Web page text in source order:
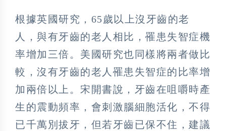
根據英國研究，65歲以上沒牙齒的老
人，與有牙齒的老人相比，罹患失智症機
率增加三倍。美國研究也同樣將兩者做比
較，沒有牙齒的老人罹患失智症的比率增
加兩倍以上。宋開書說，牙齒在咀嚼時產
生的震動頻率，會刺激腦細胞活化，不得
已千萬別拔牙，但若牙齒已保不住，建議